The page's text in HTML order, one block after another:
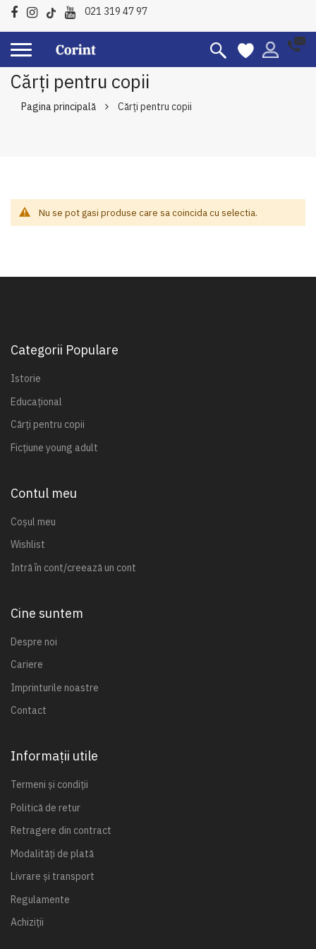
021 319 47 97
Cărți pentru copii
Pagina principală Cărți pentru copii
Nu se pot gasi produse care sa coincida cu selectia.
Categorii Populare
Istorie
Educațional
Cărți pentru copii
Ficțiune young adult
Contul meu
Coșul meu
Wishlist
Intră în cont/creează un cont
Cine suntem
Despre noi
Cariere
Imprinturile noastre
Contact
Informații utile
Termeni și condiții
Politică de retur
Retragere din contract
Modalități de plată
Livrare și transport
Regulamente
Achiziții